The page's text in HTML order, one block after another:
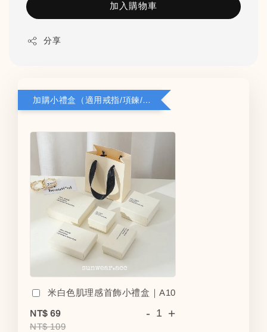
加入購物車
分享
加購小禮盒（適用戒指/項鍊/耳環）5*8*2.8
米白色肌理感首飾小禮盒｜A10
NT$ 69
NT$ 109
- +